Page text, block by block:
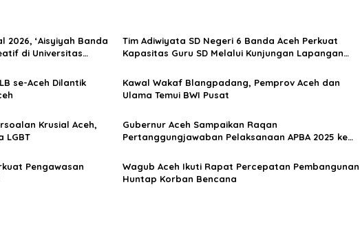
2026, ‘Aisyiyah Banda
di Universitas
Tim Adiwiyata SD Negeri 6 Banda Aceh Perkuat
Kapasitas Guru SD Melalui Kunjungan Lapangan
se-Aceh Dilantik
Kawal Wakaf Blangpadang, Pemprov Aceh dan
Ulama Temui BWI Pusat
Krusial Aceh,
LGBT
Gubernur Aceh Sampaikan Raqan
Pertanggungjawaban Pelaksanaan APBA 2025 ke
Pengawasan
Wagub Aceh Ikuti Rapat Percepatan Pembangunan
Huntap Korban Bencana